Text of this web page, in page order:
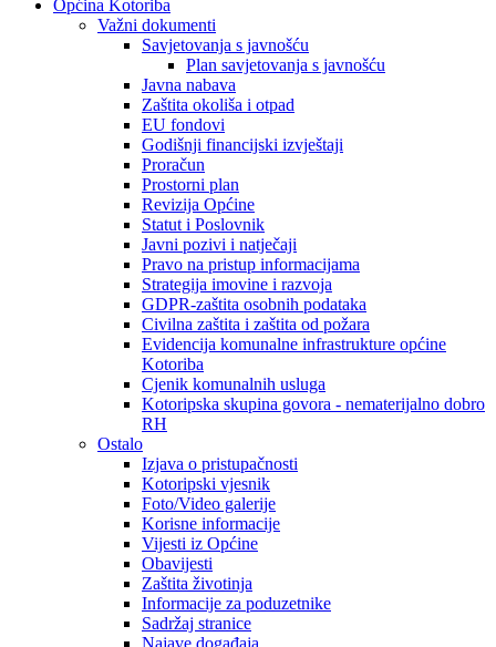
Općina Kotoriba
Važni dokumenti
Savjetovanja s javnošću
Plan savjetovanja s javnošću
Javna nabava
Zaštita okoliša i otpad
EU fondovi
Godišnji financijski izvještaji
Proračun
Prostorni plan
Revizija Općine
Statut i Poslovnik
Javni pozivi i natječaji
Pravo na pristup informacijama
Strategija imovine i razvoja
GDPR-zaštita osobnih podataka
Civilna zaštita i zaštita od požara
Evidencija komunalne infrastrukture općine
Kotoriba
Cjenik komunalnih usluga
Kotoripska skupina govora - nematerijalno dobro
RH
Ostalo
Izjava o pristupačnosti
Kotoripski vjesnik
Foto/Video galerije
Korisne informacije
Vijesti iz Općine
Obavijesti
Zaštita životinja
Informacije za poduzetnike
Sadržaj stranice
Najave događaja